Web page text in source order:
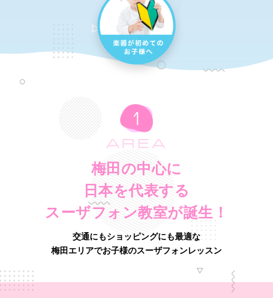
AREA
梅田の中心に
日本を代表する
スーザフォン教室が誕生！
交通にもショッピングにも最適な
梅田エリアでお子様のスーザフォンレッスン